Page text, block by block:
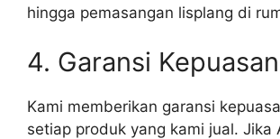
hingga pemasangan lisplang di
4. Garansi Kepuasan
Kami memberikan garansi
setiap produk yang kami jual. Jika